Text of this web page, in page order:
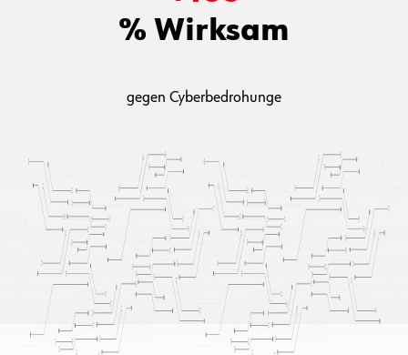
den ganzen Tag, jeden Tag
+100
gegen Cyberbedrohunge